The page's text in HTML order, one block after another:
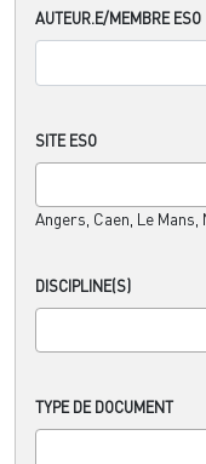
AUTEUR.E/MEMBRE ESO
SITE ESO
Angers, Caen, Le Mans,
DISCIPLINE(S)
TYPE DE DOCUMENT